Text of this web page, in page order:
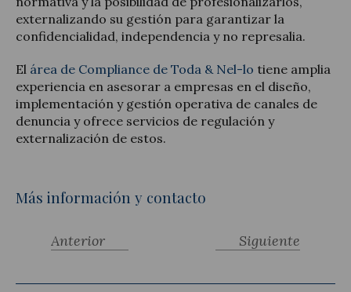
externalizando su gestión para garantizar la
confidencialidad, independencia y no represalia.
El área de Compliance de Toda & Nel-lo tiene amplia
experiencia en asesorar a empresas en el diseño,
implementación y gestión operativa de canales de
denuncia y ofrece servicios de regulación y
externalización de estos.
Más información y contacto
Siguiente
Anterior